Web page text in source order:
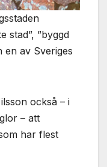
stad”, ”byggd
en av Sveriges
också – i
– att
har flest
att vi ska